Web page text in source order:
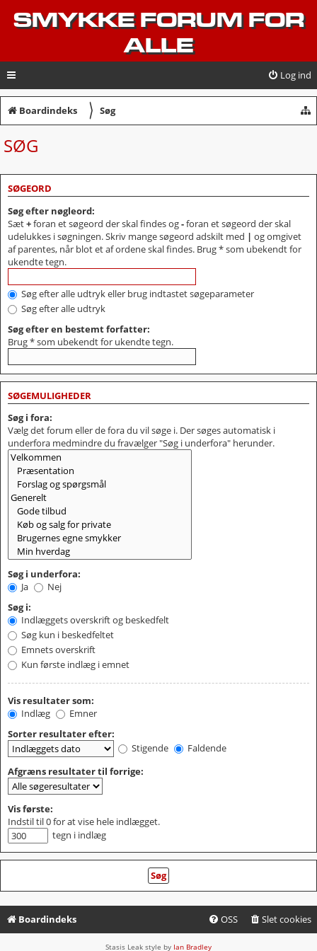
SMYKKE FORUM FOR
ALLE
Log ind
Boardindeks 〉 Søg
SØG
SØGEORD
Søg efter nøgleord:
Sæt+foran et søgeord der skal findes og-foran et søgeord der skal
udelukkes i søgningen. Skriv mange søgeord adskilt med | og omgivet
af parentes, når blot et af ordene skal findes. Brug * som ubekendt for
ukendte tegn.
Søg efter alle udtryk eller brug indtastet søgeparameter
Søg efter alle udtryk
Søg efter en bestemt forfatter:
Brug * som ubekendt for ukendte tegn.
SØGEMULIGHEDER
Søg i fora:
Vælg det forum eller de fora du vil søge i. Der søges automatisk i
underfora medmindre du fravælger "Søg i underfora" herunder.
Søg i underfora:
Ja
Nej
Søg i:
Indlæggets overskrift og beskedfelt
Søg kun i beskedfeltet
Emnets overskrift
Kun første indlæg i emnet
Vis resultater som:
Indlæg
Emner
Sorter resultater efter:
Stigende
Faldende
Afgræns resultater til forrige:
Vis første:
Indstil til 0 for at vise hele indlægget.
tegn i indlæg
Boardindeks Slet cookies
OSS
Stasis Leak style by Ian Bradley